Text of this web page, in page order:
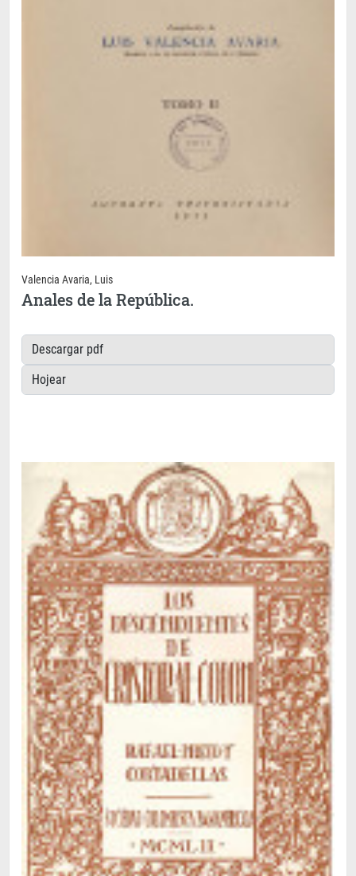
Valencia Avaria, Luis
Anales de la República.